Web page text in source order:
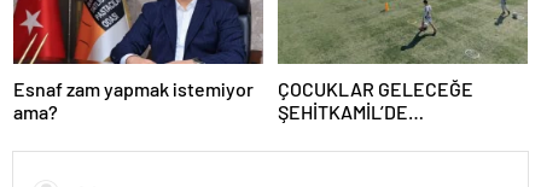
Esnaf zam yapmak istemiyor
ama?
ÇOCUKLAR GELECEĞE
ŞEHİTKAMİL’DE